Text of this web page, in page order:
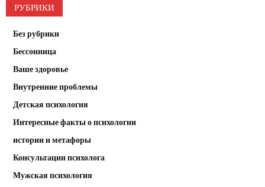
РУБРИКИ
Без рубрики
Бессонница
Ваше здоровье
Внутренние проблемы
Детская психология
Интересные факты о психологии
истории и метафоры
Консультации психолога
Мужская психология